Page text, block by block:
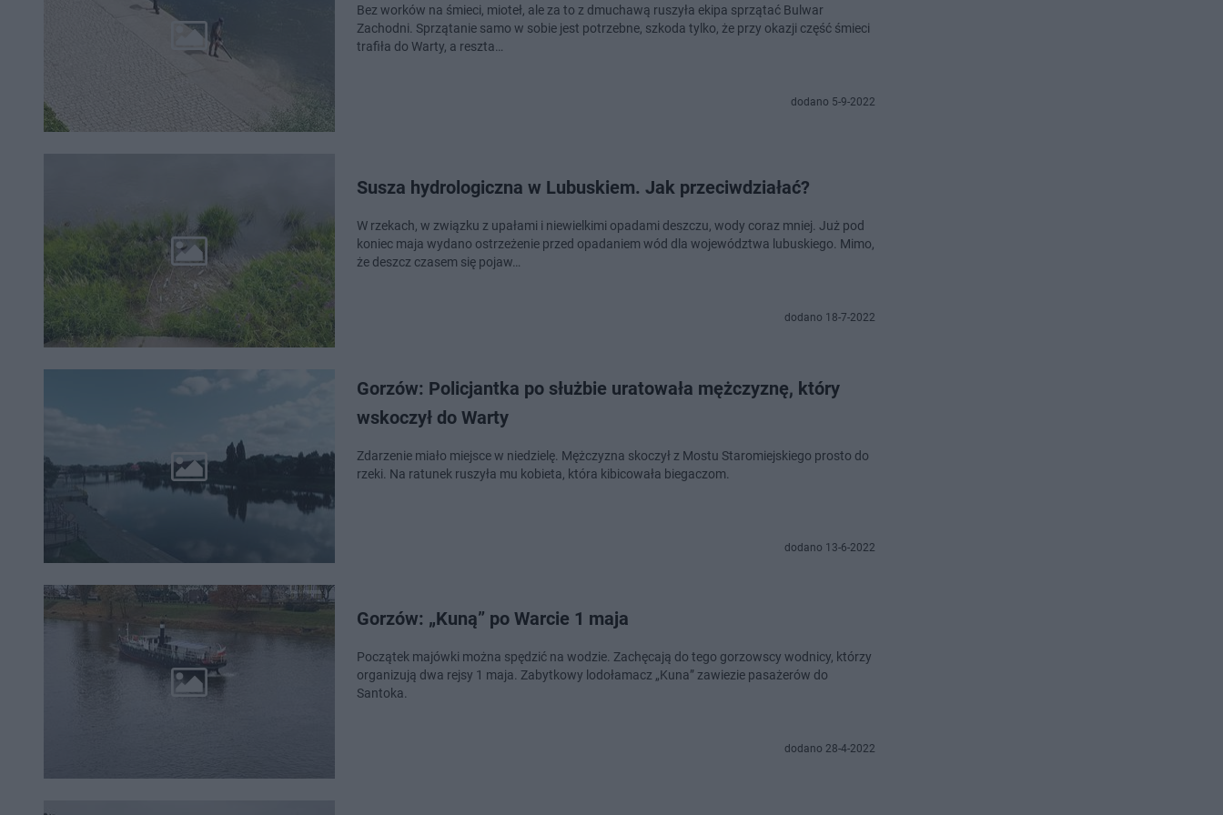
Bez worków na śmieci, mioteł, ale za to z dmuchawą ruszyła ekipa sprzątać Bulwar
Zachodni. Sprzątanie samo w sobie jest potrzebne, szkoda tylko, że przy okazji część śmieci
trafiła do Warty, a reszta…
dodano 5-9-2022
Susza hydrologiczna w Lubuskiem. Jak przeciwdziałać?
W rzekach, w związku z upałami i niewielkimi opadami deszczu, wody coraz mniej. Już pod
koniec maja wydano ostrzeżenie przed opadaniem wód dla województwa lubuskiego. Mimo,
że deszcz czasem się pojaw…
dodano 18-7-2022
Gorzów: Policjantka po służbie uratowała mężczyznę, który
wskoczył do Warty
Zdarzenie miało miejsce w niedzielę. Mężczyzna skoczył z Mostu Staromiejskiego prosto do
rzeki. Na ratunek ruszyła mu kobieta, która kibicowała biegaczom.
dodano 13-6-2022
Gorzów: „Kuną” po Warcie 1 maja
Początek majówki można spędzić na wodzie. Zachęcają do tego gorzowscy wodnicy, którzy
organizują dwa rejsy 1 maja. Zabytkowy lodołamacz „Kuna” zawiezie pasażerów do
Santoka.
dodano 28-4-2022